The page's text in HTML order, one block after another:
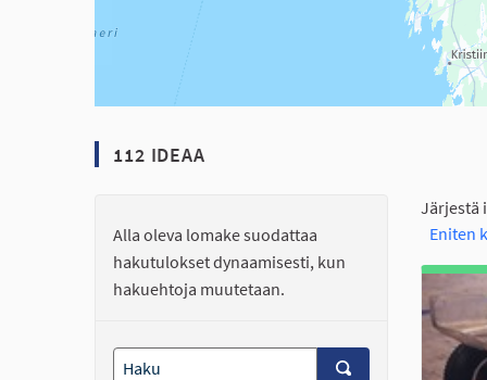
112 IDEAA
Alla oleva lomake suodattaa
hakutulokset dynaamisesti, kun
hakuehtoja muutetaan.
Järjestä
Eniten